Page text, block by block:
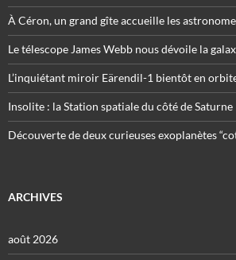
À Céron, un grand gîte accueille les
Le télescope James Webb nous dévoile la
L’inquiétant miroir Eärendil-1 bientôt en
Insolite : la Station spatiale du côté de Saturne
Découverte de deux curieuses exoplanètes
ARCHIVES
août 2026